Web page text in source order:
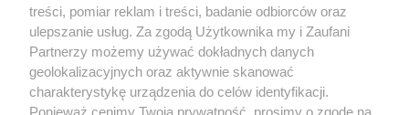
O nas
treści, pomiar reklam i treści, badanie odbiorców oraz
ulepszanie usług. Za zgodą Użytkownika my i Zaufani
Partnerzy możemy używać dokładnych danych
geolokalizacyjnych oraz aktywnie skanować
charakterystykę urządzenia do celów identyfikacji.
Ponieważ cenimy Twoją prywatność, prosimy o zgodę na